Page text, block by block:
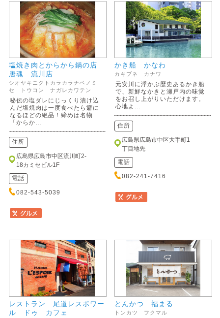
塩焼き肉とからから鍋の店
唐魂 流川店
シオヤキニクトカラカラナベノミ
セ トウコン ナガレカワテン
秘伝の塩ダレにじっくり漬け込
んだ塩焼肉は一度食べたら癖に
なるほどの絶品！締めは名物
「からか...
住所
広島県広島市中区流川町2-
18カミセビル1F
電話
082-543-5039
かき船 かなわ
カキブネ カナワ
元安川に浮かぶ歴史あるかき船
で、新鮮なかきと瀬戸内の味覚
をお召し上がりいただけます。
心地よ...
住所
広島県広島市中区大手町1
丁目地先
電話
082-241-7416
レストラン 尾道レスポワー
ル ドゥ カフェ
とんかつ 福まる
トンカツ フクマル